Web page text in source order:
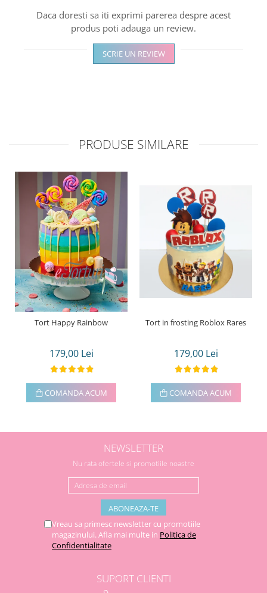
Daca doresti sa iti exprimi parerea despre acest
produs poti adauga un review.
SCRIE UN REVIEW
PRODUSE SIMILARE
Tort Happy Rainbow
179,00 Lei
COMANDA ACUM
Tort in frosting Roblox Rares
179,00 Lei
COMANDA ACUM
NEWSLETTER
Nu rata ofertele si promotiile noastre
Vreau sa primesc newsletter cu promotiile
magazinului. Afla mai multe in Politica de
Confidentialitate
SUPORT CLIENTI